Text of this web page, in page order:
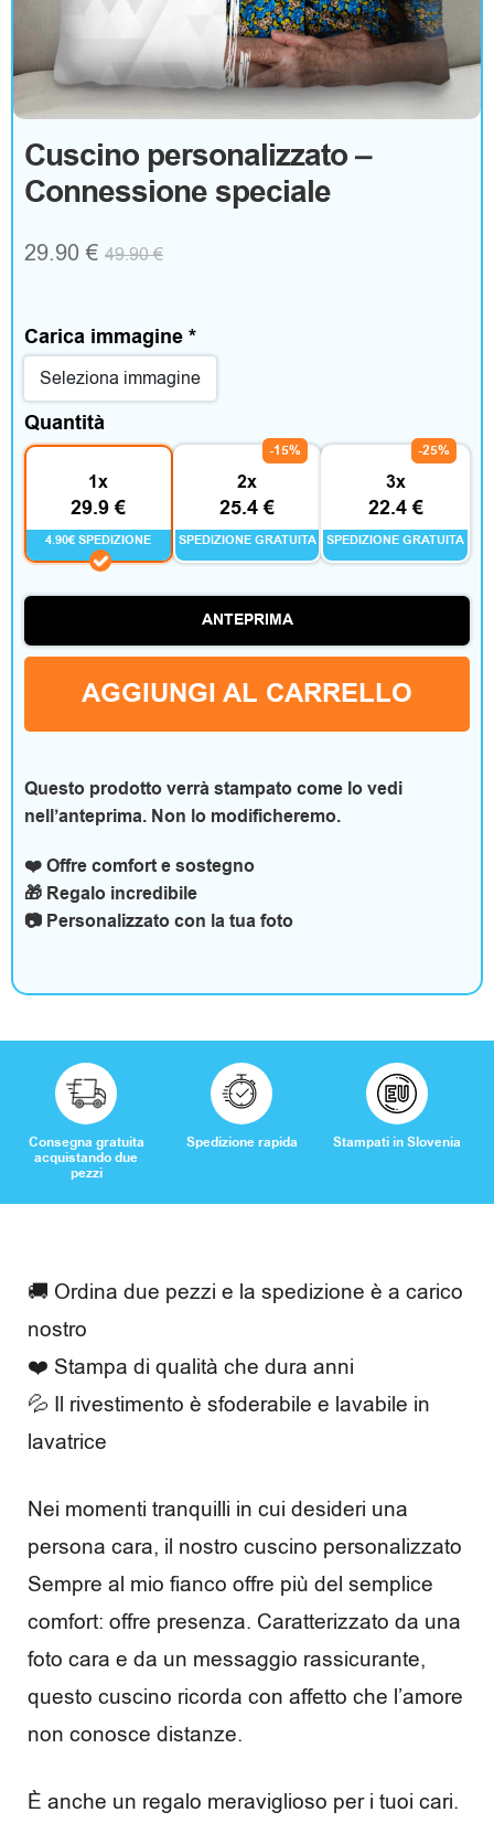
g
o
A
b
b
g
l
i
a
m
e
n
t
o
e
c
c
e
s
o
r
i
a
a
e
t
m
p
o
l
i
e
Cuscino personalizzato –
Connessione speciale
29.90 € 49.90€
Carica immagine *
Seleziona immagine
Quantità
1x
29.9 €
4.90€ SPEDIZIONE
2x
25.4 €
-15%
SPEDIZIONE GRATUITA
3x
22.4 €
-25%
SPEDIZIONE GRATUITA
ANTEPRIMA
AGGIUNGI AL CARRELLO
Questo prodotto verrà stampato come lo vedi
nell’anteprima. Non lo modificheremo.
❤️ Offre comfort e sostegno
🎁 Regalo incredibile
📷 Personalizzato con la tua foto
Consegna gratuita
acquistando due
pezzi
Spedizione rapida Stampati in Slovenia
🚚 Ordina due pezzi e la spedizione è a carico
nostro
❤️ Stampa di qualità che dura anni
💦 Il rivestimento è sfoderabile e lavabile in
lavatrice
Nei momenti tranquilli in cui desideri una
persona cara, il nostro cuscino personalizzato
Sempre al mio fianco offre più del semplice
comfort: offre presenza. Caratterizzato da una
foto cara e da un messaggio rassicurante,
questo cuscino ricorda con affetto che l’amore
non conosce distanze.
È anche un regalo meraviglioso per i tuoi cari.